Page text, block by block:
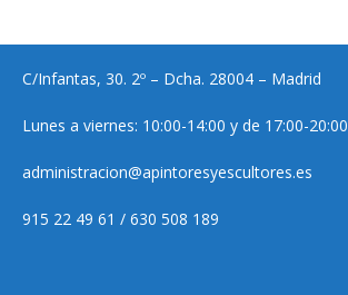
C/Infantas, 30. 2º – Dcha. 28004 – Madrid
Lunes a viernes: 10:00-14:00 y de 17:00-20:00
administracion@apintoresyescultores.es
915 22 49 61 / 630 508 189